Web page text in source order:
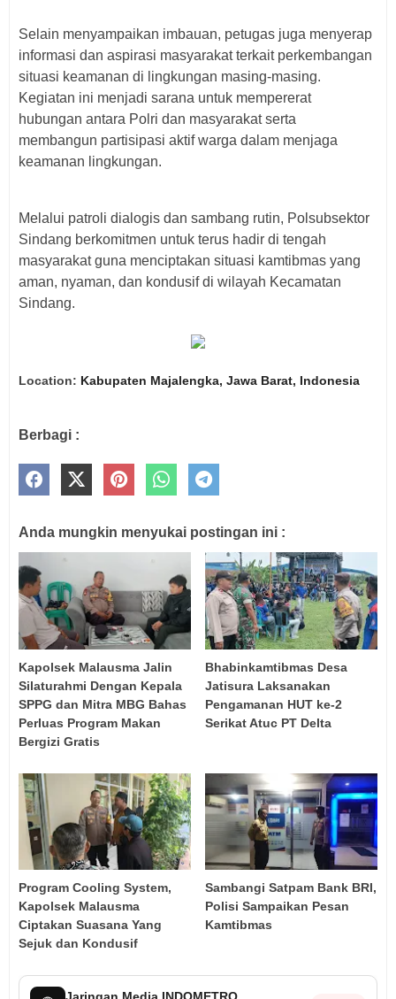
‎Selain menyampaikan imbauan, petugas juga menyerap
informasi dan aspirasi masyarakat terkait perkembangan
situasi keamanan di lingkungan masing-masing.
Kegiatan ini menjadi sarana untuk mempererat
hubungan antara Polri dan masyarakat serta
membangun partisipasi aktif warga dalam menjaga
keamanan lingkungan.
Melalui patroli dialogis dan sambang rutin, Polsubsektor
Sindang berkomitmen untuk terus hadir di tengah
masyarakat guna menciptakan situasi kamtibmas yang
aman, nyaman, dan kondusif di wilayah Kecamatan
Sindang.
Location: Kabupaten Majalengka, Jawa Barat, Indonesia
Berbagi :
Anda mungkin menyukai postingan ini :
Kapolsek Malausma Jalin
Silaturahmi Dengan Kepala
SPPG dan Mitra MBG Bahas
Perluas Program Makan
Bergizi Gratis
Bhabinkamtibmas Desa
Jatisura Laksanakan
Pengamanan HUT ke-2
Serikat Atuc PT Delta
Program Cooling System,
Kapolsek Malausma
Ciptakan Suasana Yang
Sejuk dan Kondusif
Sambangi Satpam Bank BRI,
Polisi Sampaikan Pesan
Kamtibmas
Jaringan Media INDOMETRO